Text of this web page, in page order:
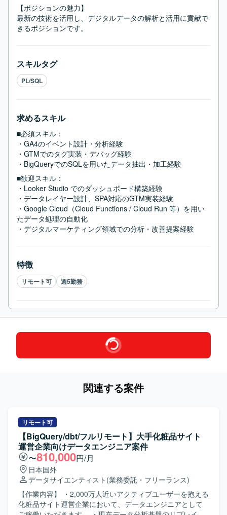
【ポジションの魅力】
最新の技術を活用し、デジタルデータの解析と活用に貢献で
きるポジションです。
スキルタグ
PL/SQL
求めるスキル
■必須スキル：
・GA4のイベント設計・分析経験
・GTMでのタグ実装・デバッグ経験
・BigQueryでのSQLを用いたデータ抽出・加工経験
■歓迎スキル：
・Looker Studio でのダッシュボード構築経験
・データレイヤー設計、SPA対応のGTM実装経験
・Google Cloud（Cloud Functions / Cloud Run 等）を用い
たデータ処理の自動化
・デジタルマーケティング領域での分析・改善提案経験
特徴
リモート可 週5勤務
関連する案件
リモート可
【BigQuery/dbt/フルリモート】大手化粧品サイト
運営企業向けデータエンジニア案件
〜810,000円/月
日本国外
データサイエンティスト (業務委託・フリーランス)
【作業内容】 ・2,000万人近いアクティブユーザーを抱える
化粧品サイト運営企業において、データエンジニアとして